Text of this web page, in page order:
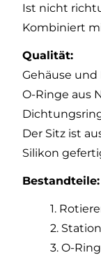
Ist nicht
Kombiniert
Qualität:
Gehäuse und
O-Ringe aus
Der Sitz ist
Silikon
Bestandteile:
1.
2.
3. O-